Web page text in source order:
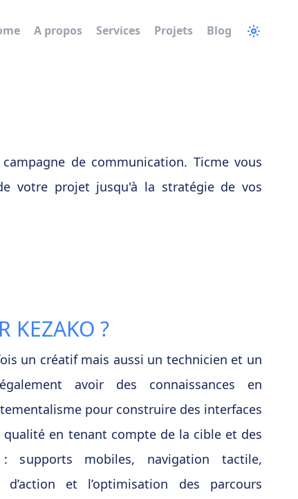
A propos Services Projets Blog
de communication. Ticme vous
votre projet jusqu'à la stratégie de vos
KEZAKO ?
un créatif mais aussi un technicien et un
avoir des connaissances en
pour construire des interfaces
qualité en tenant compte de la cible et des
: supports mobiles, navigation tactile,
d’action et l’optimisation des parcours